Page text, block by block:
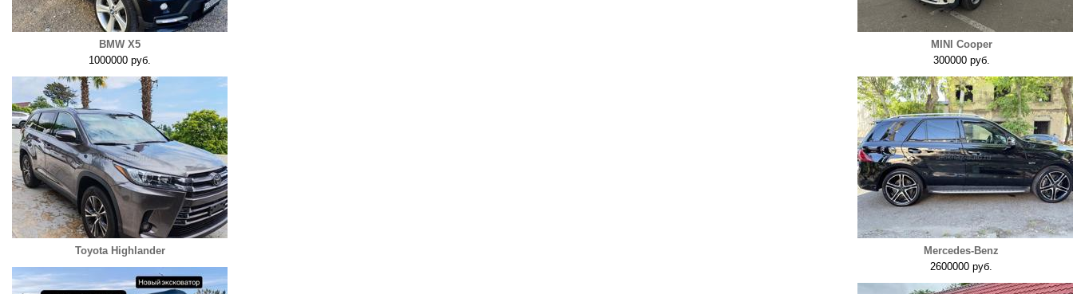
BMW X5
1000000 руб.
Toyota Highlander
MINI Cooper
300000 руб.
Mercedes-Benz
2600000 руб.